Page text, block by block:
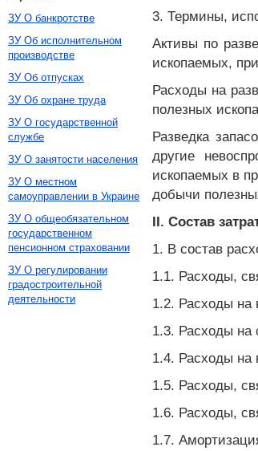
3. Термины,
Активы по
ископаемых,
Расходы на
полезных
Разведка
другие
ископаемых в
добычи
II. Состав
1. В состав
1.1. Расходы,
1.2. Расходы на
1.3. Расходы на
1.4. Расходы на
1.5. Расходы,
1.6. Расходы,
1.7.
ЗУ О банкротстве
ЗУ Об исполнительном
производстве
ЗУ Об отпусках
ЗУ Об охране труда
ЗУ О государственной
службе
ЗУ О занятости населения
ЗУ О местном
самоуправлении в Украине
ЗУ О общеобязательном
государственном
пенсионном страховании
ЗУ О регулировании
градостроительной
деятельности